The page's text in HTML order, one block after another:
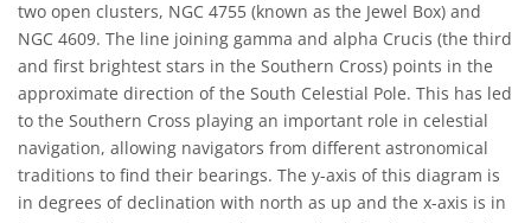
two open clusters, NGC 4755 (known as the Jewel Box) and
NGC 4609. The line joining gamma and alpha Crucis (the third
and first brightest stars in the Southern Cross) points in the
approximate direction of the South Celestial Pole. This has led
to the Southern Cross playing an important role in celestial
navigation, allowing navigators from different astronomical
traditions to find their bearings. The y-axis of this diagram is
in degrees of declination with north as up and the x-axis is in